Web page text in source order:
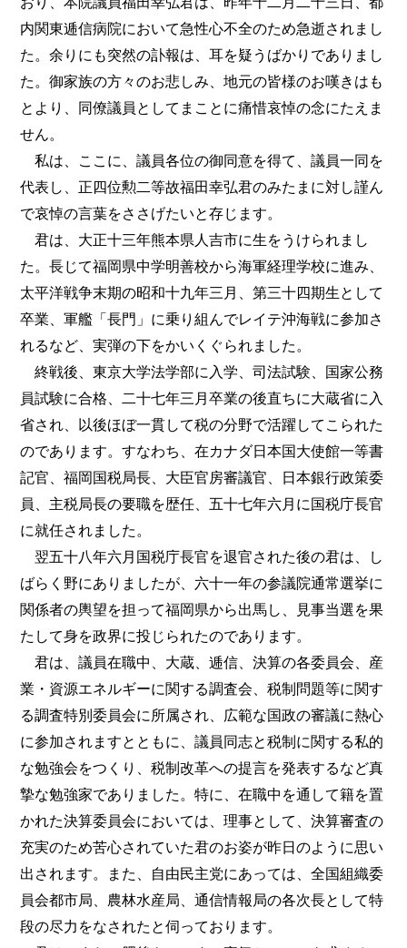
内関東逓信病院において急性心不全のため急逝されまし
た。余りにも突然の訃報は、耳を疑うばかりでありまし
た。御家族の方々のお悲しみ、地元の皆様のお嘆きはも
とより、同僚議員としてまことに痛惜哀悼の念にたえま
せん。
私は、ここに、議員各位の御同意を得て、議員一同を
代表し、正四位勲二等故福田幸弘君のみたまに対し謹ん
で哀悼の言葉をささげたいと存じます。
君は、大正十三年熊本県人吉市に生をうけられまし
た。長じて福岡県中学明善校から海軍経理学校に進み、
太平洋戦争末期の昭和十九年三月、第三十四期生として
卒業、軍艦「長門」に乗り組んでレイテ沖海戦に参加さ
れるなど、実弾の下をかいくぐられました。
終戦後、東京大学法学部に入学、司法試験、国家公務
員試験に合格、二十七年三月卒業の後直ちに大蔵省に入
省され、以後ほぼ一貫して税の分野で活躍してこられた
のであります。すなわち、在カナダ日本国大使館一等書
記官、福岡国税局長、大臣官房審議官、日本銀行政策委
員、主税局長の要職を歴任、五十七年六月に国税庁長官
に就任されました。
翌五十八年六月国税庁長官を退官された後の君は、し
ばらく野にありましたが、六十一年の参議院通常選挙に
関係者の輿望を担って福岡県から出馬し、見事当選を果
たして身を政界に投じられたのであります。
君は、議員在職中、大蔵、逓信、決算の各委員会、産
業・資源エネルギーに関する調査会、税制問題等に関す
る調査特別委員会に所属され、広範な国政の審議に熱心
に参加されますとともに、議員同志と税制に関する私的
な勉強会をつくり、税制改革への提言を発表するなど真
摯な勉強家でありました。特に、在職中を通して籍を置
かれた決算委員会においては、理事として、決算審査の
充実のため苦心されていた君のお姿が昨日のように思い
出されます。また、自由民主党にあっては、全国組織委
員会都市局、農林水産局、通信情報局の各次長として特
段の尽力をなされたと伺っております。